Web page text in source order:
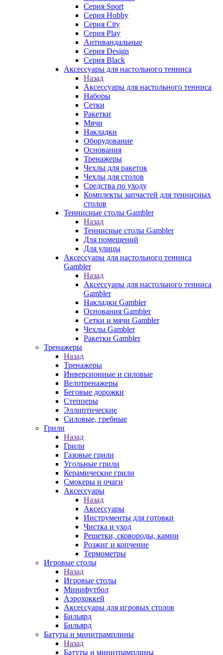
Серия Sport
Серия Hobby
Серия City
Серия Play
Антивандальные
Серия Design
Серия Black
Аксессуары для настольного тенниса
Назад
Аксессуары для настольного тенниса
Наборы
Сетки
Ракетки
Мячи
Накладки
Оборудование
Основания
Тренажеры
Чехлы для ракеток
Чехлы для столов
Средства по уходу
Комплекты запчастей для теннисных
столов
Теннисные столы Gambler
Назад
Теннисные столы Gambler
Для помещений
Для улицы
Аксессуары для настольного тенниса
Gambler
Назад
Аксессуары для настольного тенниса
Gambler
Накладки Gambler
Основания Gambler
Сетки и мячи Gambler
Чехлы Gambler
Ракетки Gambler
Тренажеры
Назад
Тренажеры
Инверсионные и силовые
Велотренажеры
Беговые дорожки
Степперы
Эллиптические
Силовые, гребные
Грили
Назад
Грили
Газовые грили
Угольные грили
Керамические грили
Смокеры и очаги
Аксессуары
Назад
Аксессуары
Инструменты для готовки
Чистка и уход
Решетки, сковороды, камни
Розжиг и копчение
Термометры
Игровые столы
Назад
Игровые столы
Минифутбол
Аэрохоккей
Аксессуары для игровых столов
Бильяpд
Бильяpд
Батуты и минитрамплины
Назад
Батуты и минитрамплины